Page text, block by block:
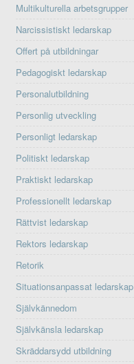
Multikulturella arbetsgrupper
Narcissistiskt ledarskap
Offert på utbildningar
Pedagogiskt ledarskap
Personalutbildning
Personlig utveckling
Personligt ledarskap
Politiskt ledarskap
Praktiskt ledarskap
Professionellt ledarskap
Rättvist ledarskap
Rektors ledarskap
Retorik
Situationsanpassat ledarskap
Självkännedom
Självkänsla ledarskap
Skräddarsydd utbildning